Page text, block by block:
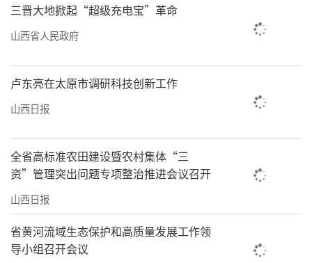
三晋大地掀起“超级充电宝”革命
山西省人民政府
卢东亮在太原市调研科技创新工作
山西日报
全省高标准农田建设暨农村集体“三
资”管理突出问题专项整治推进会议召开
山西日报
省黄河流域生态保护和高质量发展工作领
导小组召开会议